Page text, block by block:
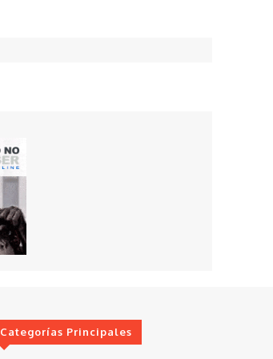
Categorías Principales